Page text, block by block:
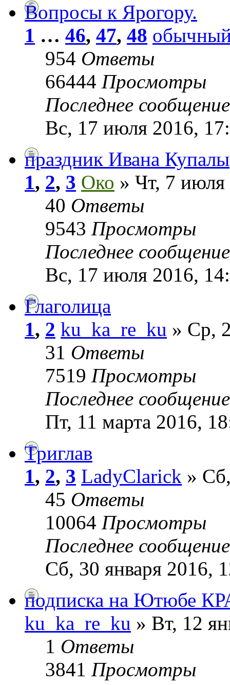
Вопросы к Ярогору.
1 … 46, 47, 48
954 Ответы
66444 Просмотры
Последнее
Вс, 17 июля 2016,
праздник Ивана Купалы
1, 2, 3 Око » Чт, 7
40 Ответы
9543 Просмотры
Последнее
Вс, 17 июля 2016,
Глаголица
1, 2 ku_ka_re_ku » Ср,
31 Ответы
7519 Просмотры
Последнее
Пт, 11 марта 2016,
Триглав
1, 2, 3 LadyClarick »
45 Ответы
10064 Просмотры
Последнее
Сб, 30 января 2016,
подписка на Ютюбе
ku_ka_re_ku » Вт, 12
1 Ответы
3841 Просмотры